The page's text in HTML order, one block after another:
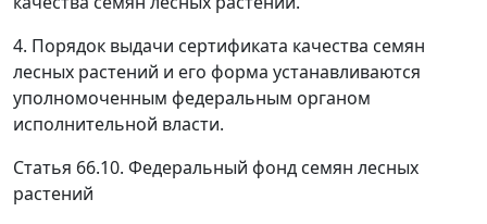
4. Порядок выдачи сертификата качества семян
лесных растений и его форма устанавливаются
уполномоченным федеральным органом
исполнительной власти.
Статья 66.10. Федеральный фонд семян лесных
растений